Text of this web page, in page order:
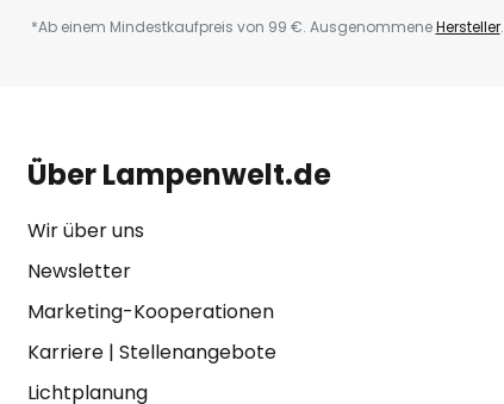
*Ab einem Mindestkaufpreis von 99 €. AusgenommeneHersteller.
Über Lampenwelt.de
Wir über uns
Newsletter
Marketing-Kooperationen
Karriere| Stellenangebote
Lichtplanung